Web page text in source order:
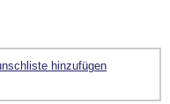
hinzufügen